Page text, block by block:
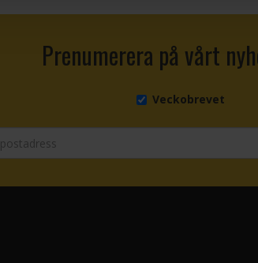
Prenumerera på vårt
Veckobrevet